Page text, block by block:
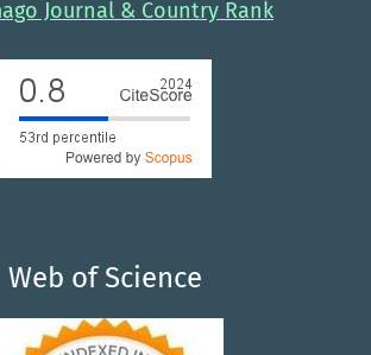
Web of Science